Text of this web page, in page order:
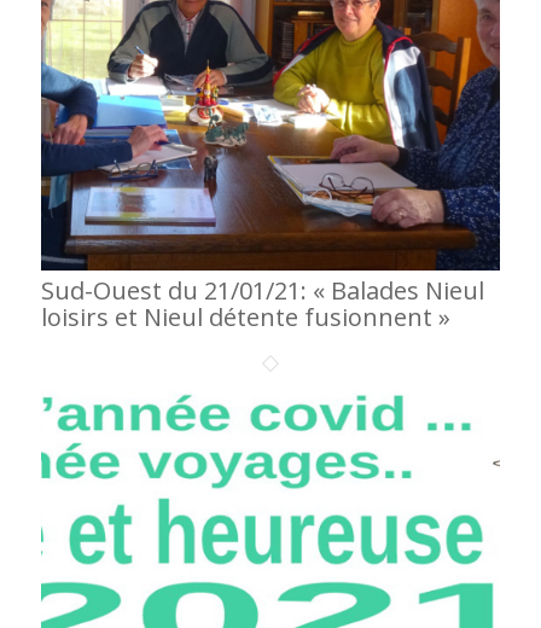
Sud-Ouest du 21/01/21: « Balades Nieul
loisirs et Nieul détente fusionnent »